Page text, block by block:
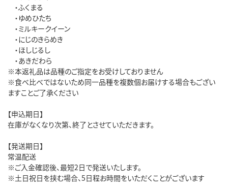
・ふくまる
・ゆめひたち
・ミルキークイーン
・にじのきらめき
・ほしじるし
・あきだわら
※本返礼品は品種のご指定をお受けしておりません
※食べ比べではないため同一品種を複数個お届けする場合もござい
ますことご了承ください
【申込期日】
在庫がなくなり次第、終了とさせていただきます。
【発送期日】
常温配送
※ご入金確認後、最短2日で発送いたします。
※土日祝日を挟む場合、5日程お時間をいただくことがございます